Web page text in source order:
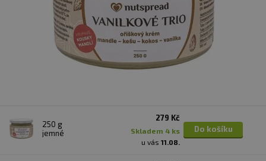
250 g
jemné
279 Kč
skladem 4 ks
u vás 11.08.
Do košíku